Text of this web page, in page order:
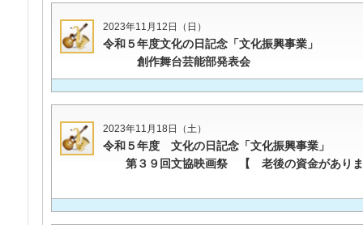
2023年11月12日（日）
令和５年度文化の日記念「文化振興事業」
創作舞台芸能部発表会
2023年11月18日（土）
令和５年度 文化の日記念「文化振興事業」
第３９回文協映画祭 【 老後の資金があり